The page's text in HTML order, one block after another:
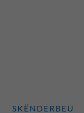
SKËNDERBEU